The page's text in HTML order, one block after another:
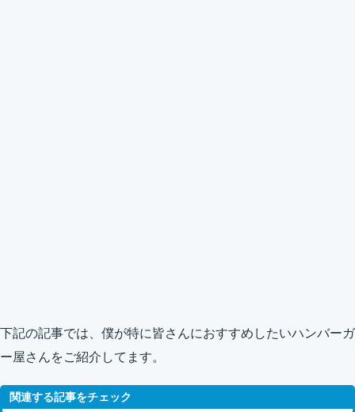
下記の記事では、僕が特に皆さんにおすすめしたいハンバーガ
ー屋さんをご紹介してます。